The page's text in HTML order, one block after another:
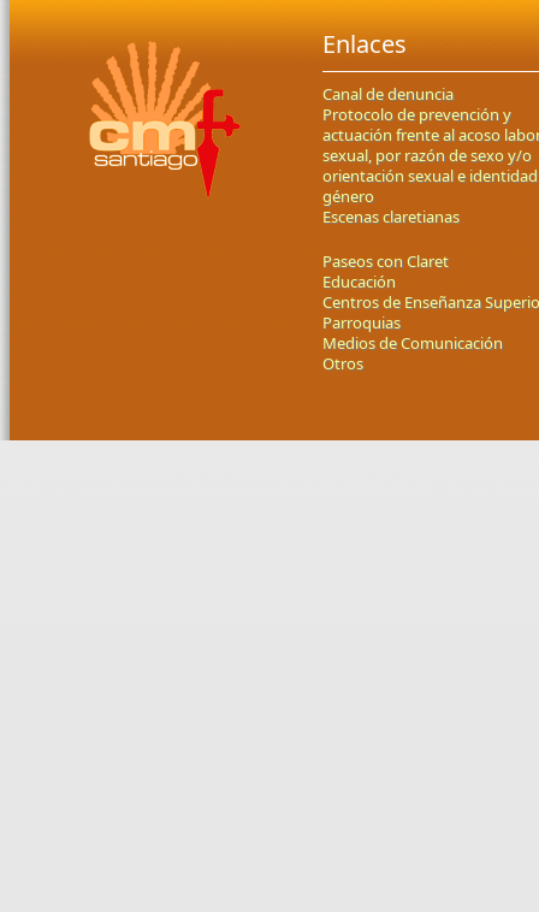
Enlaces
Canal de denuncia
Protocolo de prevención y
actuación frente al acoso
sexual, por razón de sexo y/o
orientación sexual e
género
Escenas claretianas
Paseos con Claret
Educación
Centros de Enseñanza
Parroquias
Medios de Comunicación
Otros